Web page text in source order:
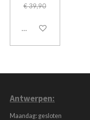
€ 39,90
In winkelwagen
Antwerpen:
Maandag: gesloten